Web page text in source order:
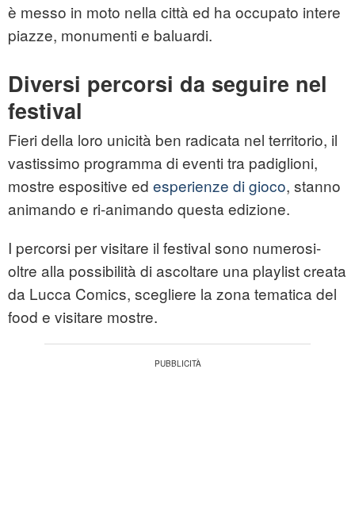
è messo in moto nella città ed ha occupato intere
piazze, monumenti e baluardi.
Diversi percorsi da seguire nel
festival
Fieri della loro unicità ben radicata nel territorio, il
vastissimo programma di eventi tra padiglioni,
mostre espositive ed esperienze di gioco, stanno
animando e ri-animando questa edizione.
I percorsi per visitare il festival sono numerosi-
oltre alla possibilità di ascoltare una playlist creata
da Lucca Comics, scegliere la zona tematica del
food e visitare mostre.